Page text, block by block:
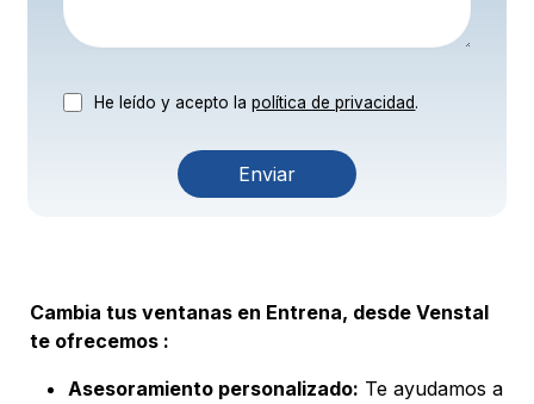
Cambia tus ventanas en Entrena, desde Venstal
te ofrecemos :
Asesoramiento personalizado: Te ayudamos a
Agree to the privacy policy
He leído y acepto lapolítica de privacidad.